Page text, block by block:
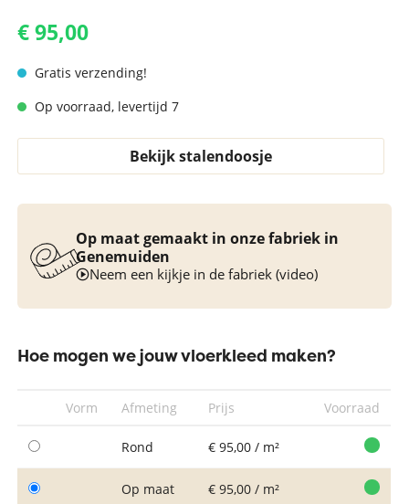
€ 95,00
Gratis verzending!
Op voorraad, levertijd 7
Bekijk stalendoosje
Op maat gemaakt in onze fabriek in
Genemuiden
Neem een kijkje in de fabriek (video)
Hoe mogen we jouw vloerkleed maken?
Vorm Afmeting Prijs Voorraad
Rond € 95,00 / m²
Op maat € 95,00 / m²